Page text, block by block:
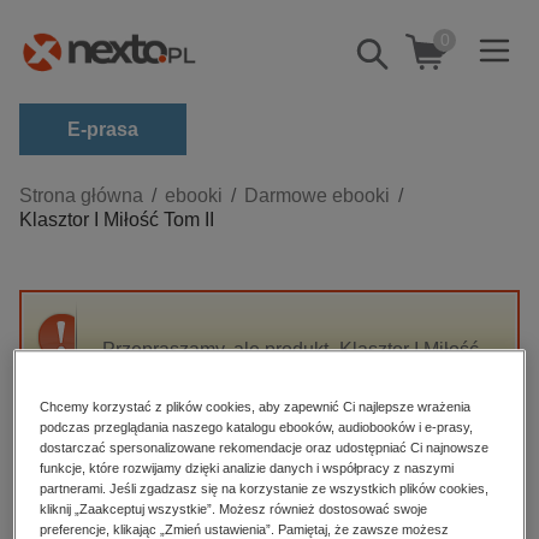
Pokaż/schowaj
wyszukiwarkę
0
E-prasa
Kategorie
Zobacz wszystkie E-prasa
budownictwo, aranżacja wnętrz
darmowe wydania
edukacja
hobby, sport, rozrywka
komputery, internet, technologie, informatyka
Strona główna ebooki
Darmowe ebooki
Klasztor I Miłość Tom II
Przepraszamy, ale produkt „Klasztor I Miłość
High-contrast mode
Polecane
Chcemy korzystać z plików cookies, aby zapewnić Ci najlepsze wrażenia
podczas przeglądania naszego katalogu ebooków, audiobooków i e-prasy,
dostarczać spersonalizowane rekomendacje oraz udostępniać Ci najnowsze
funkcje, które rozwijamy dzięki analizie danych i współpracy z naszymi
partnerami. Jeśli zgadzasz się na korzystanie ze wszystkich plików cookies,
kliknij „Zaakceptuj wszystkie”. Możesz również dostosować swoje
preferencje, klikając „Zmień ustawienia”. Pamiętaj, że zawsze możesz